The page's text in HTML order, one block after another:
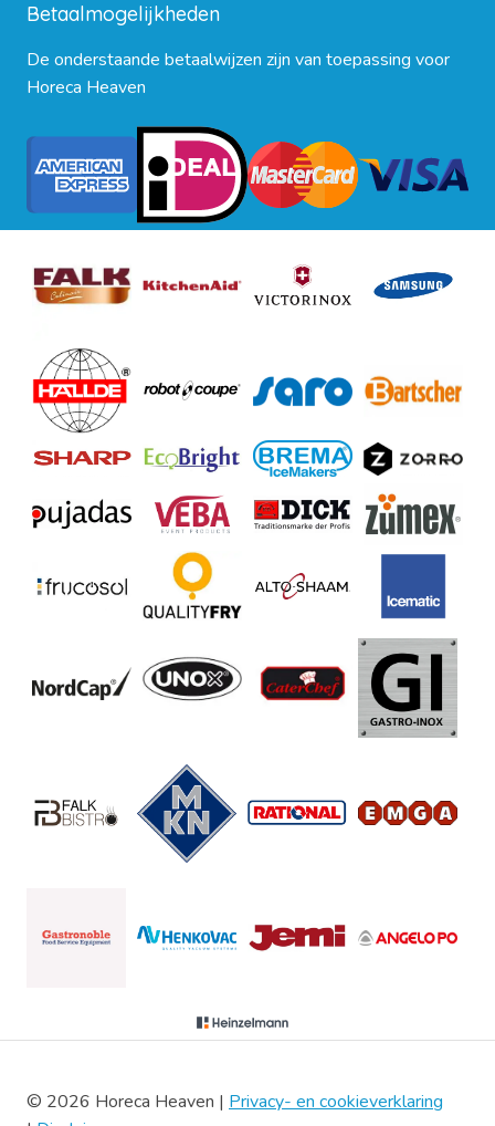
Betaalmogelijkheden
De onderstaande betaalwijzen zijn van toepassing voor
Horeca Heaven
© 2026 Horeca Heaven | Privacy- en cookieverklaring